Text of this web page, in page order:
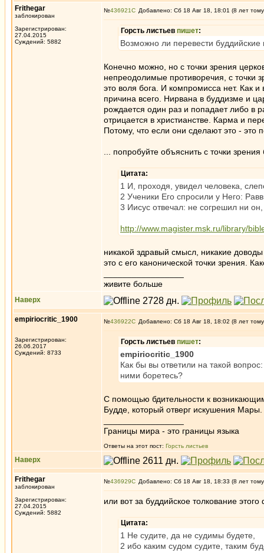
Frithegar
заблокирован
Зарегистрирован:
27.04.2015
Суждений: 5882
№436921 Добавлено: Сб 18 Авг 18, 18:01 (8 лет
Горсть листьев пишет:
Возможно ли перевести буддийские
Конечно можно, но с точки зрения
непреодолимые противоречия, с точки
это воля бога. И компромисса нет. Как
причина всего. Нирвана в буддизме и
рождается один раз и попадает либо в
отрицается в христианстве. Карма и
Потому, что если они сделают это -
... попробуйте объяснить с точки
Цитата:
1 И, проходя, увидел человека,
2 Ученики Его спросили у Него:
3 Иисус отвечал: не согрешил ни
http://www.magister.msk.ru/library/
никакой здравый смысл, никакие
это с его канонической точки зрения.
живите больше
Наверх
empiriocritic_1900
Зарегистрирован:
26.06.2017
Суждений: 8733
№436922 Добавлено: Сб 18 Авг 18, 18:02 (8 лет
Горсть листьев пишет:
empiriocritic_1900
Как бы вы ответили на такой
ними боретесь?
С помощью бдительности к
Будде, который отверг искушения Мары.
Границы мира - это границы языка
Ответы на этот пост: Горсть листьев
Наверх
Frithegar
заблокирован
Зарегистрирован:
27.04.2015
Суждений: 5882
№436929 Добавлено: Сб 18 Авг 18, 18:33 (8 лет
или вот за буддийское толкование
Цитата:
1 Не судите, да не судимы будете,
2 ибо каким судом судите, таким